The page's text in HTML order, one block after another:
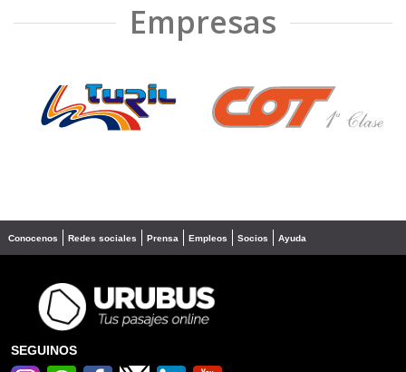
Empresas
❮ ❯
Conocenos Redes sociales Prensa Empleos Socios Ayuda
SEGUINOS